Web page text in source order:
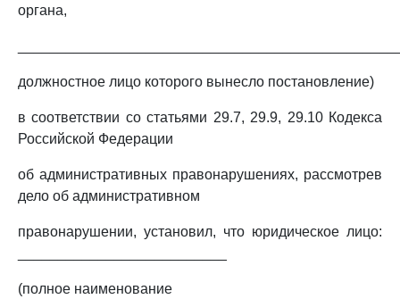
органа,
должностное лицо которого вынесло постановление)
в соответствии со статьями 29.7, 29.9, 29.10 Кодекса
Российской Федерации
об административных правонарушениях, рассмотрев
дело об административном
правонарушении, установил, что юридическое лицо:
(полное наименование